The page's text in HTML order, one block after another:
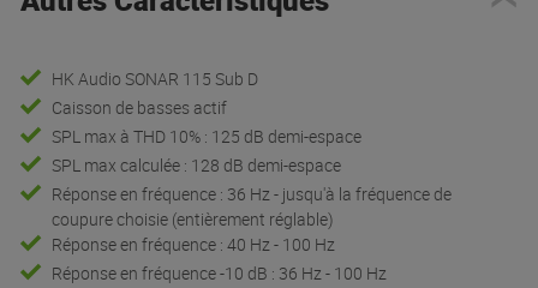
HK Audio SONAR 115 Sub D
Caisson de basses actif
SPL max à THD 10% : 125 dB demi-espace
SPL max calculée : 128 dB demi-espace
Réponse en fréquence : 36 Hz - jusqu'à la fréquence de
coupure choisie (entièrement réglable)
Réponse en fréquence : 40 Hz - 100 Hz
Réponse en fréquence -10 dB : 36 Hz - 100 Hz